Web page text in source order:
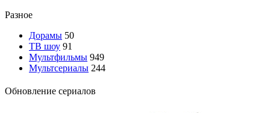
Разное
Дорамы 50
ТВ шоу 91
Мультфильмы 949
Мультсериалы 244
Обновление сериалов